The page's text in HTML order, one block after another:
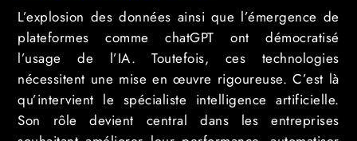
L’explosion des données ainsi que l’émergence de
plateformes comme chatGPT ont démocratisé
l’usage de l’IA. Toutefois, ces technologies
nécessitent une mise en œuvre rigoureuse. C’est là
qu’intervient le spécialiste intelligence artificielle.
Son rôle devient central dans les entreprises